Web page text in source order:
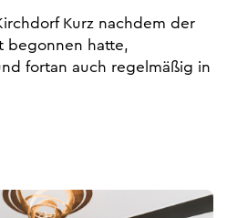
Kurz nachdem der
begonnen hatte,
fortan auch regelmäßig in